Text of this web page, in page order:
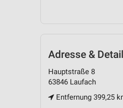
Adresse &
Hauptstraße 8
63846 Laufach
Entfernung 399,25